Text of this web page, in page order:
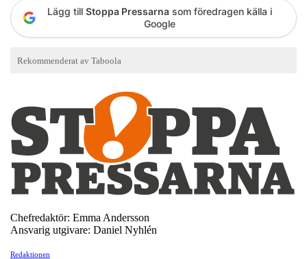
Lägg till Stoppa Pressarna som föredragen källa i
Google
Chefredaktör: Emma Andersson
Ansvarig utgivare: Daniel Nyhlén
Redaktionen